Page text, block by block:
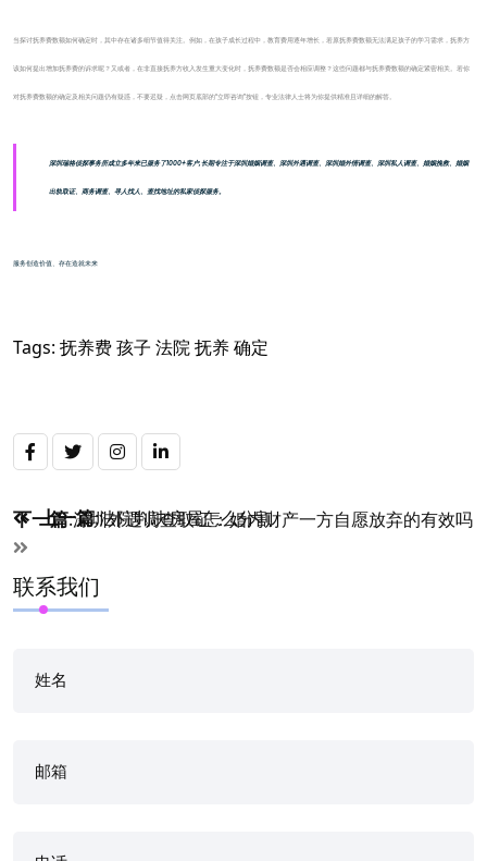
当探讨抚养费数额如何确定时，其中存在诸多细节值得关注。例如，在孩子成长过程中，教育费用逐年增长，若原抚养费数额无法满足孩子的学习需求，抚养方
该如何提出增加抚养费的诉求呢？又或者，在非直接抚养方收入发生重大变化时，抚养费数额是否会相应调整？这些问题都与抚养费数额的确定紧密相关。若你
对抚养费数额的确定及相关问题仍有疑惑，不要迟疑，点击网页底部的“立即咨询”按钮，专业法律人士将为你提供精准且详细的解答。
深圳瑞格侦探事务所成立多年来已服务了1000+客户,长期专注于深圳婚姻调查、深圳外遇调查、深圳婚外情调查、深圳私人调查、婚姻挽救、婚姻
出轨取证、商务调查、寻人找人、查找地址的私家侦探服务。
服务创造价值、存在造就未来
Tags: 抚养费孩子 法院抚养确定
Post
navigation
上一篇:法院判决房屋怎么分割
下一篇:深圳外遇调查取证：婚内财产一方自愿放弃的有效吗
联系我们